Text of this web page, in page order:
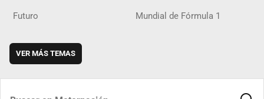
Futuro Mundial de Fórmula 1
VER MÁS TEMAS